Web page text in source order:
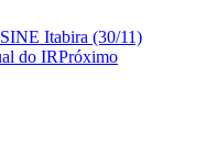
Itabira (30/11)
do IRPróximo